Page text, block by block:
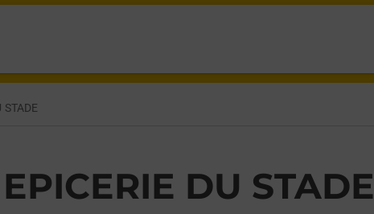
STADE
EPICERIE DU STADE
REIMS,